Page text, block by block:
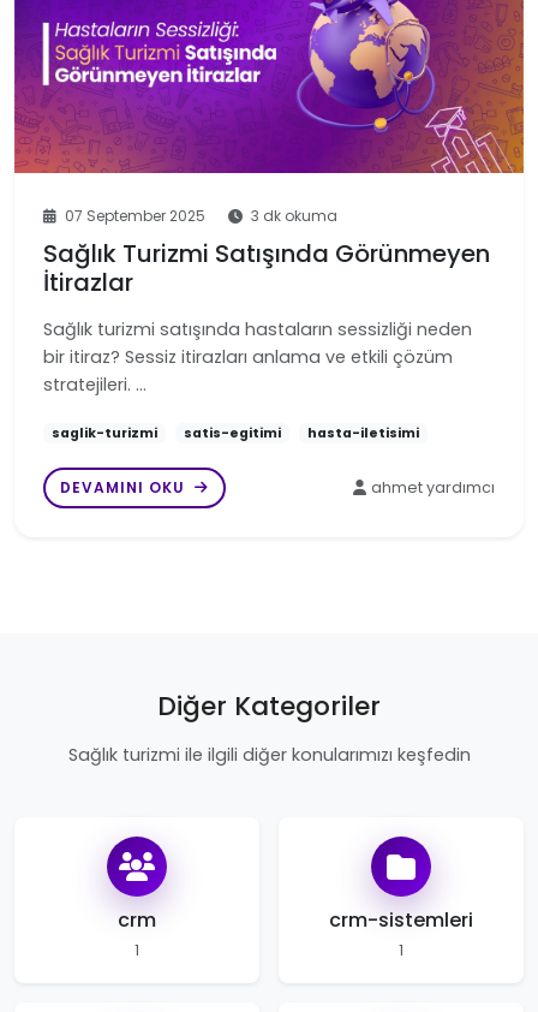
07 September 2025 3 dk okuma
Sağlık Turizmi Satışında Görünmeyen
İtirazlar
Sağlık turizmi satışında hastaların sessizliği neden
bir itiraz? Sessiz itirazları anlama ve etkili çözüm
stratejileri. …
saglik-turizmi satis-egitimi hasta-iletisimi
DEVAMINI OKU ahmet yardımcı
Diğer Kategoriler
Sağlık turizmi ile ilgili diğer konularımızı keşfedin
crm
1
crm-sistemleri
1